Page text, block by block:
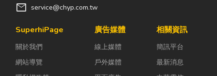
mail service@chyp.com.tw
SuperhiPage
關於我們
網站導覽
廣告媒體
線上媒體
戶外媒體
相關資訊
簡訊平台
最新消息